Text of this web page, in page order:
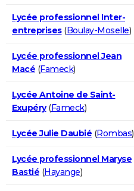
Lycée professionnel Inter-
entreprises(Boulay-Moselle)
Lycée professionnel Jean
Macé (Fameck)
Lycée Antoine de Saint-
Exupéry(Fameck)
Lycée Julie Daubié (Rombas)
Lycée professionnel Maryse
Bastié (Hayange)